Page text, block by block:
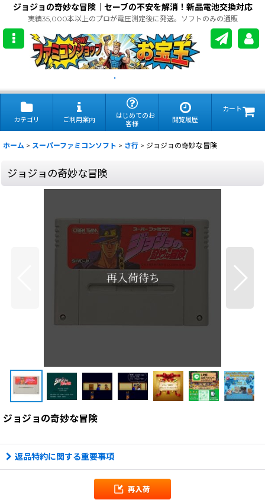
ジョジョの奇妙な冒険｜セーブの不安を解消！新品電池交換対応
実績35,000本以上のプロが電圧測定後に発送。ソフトのみの通販
.
カテゴリ ご利用案内
はじめてのお
客様
閲覧履歴
カート
ホーム > スーパーファミコンソフト > さ行 > ジョジョの奇妙な冒険
ジョジョの奇妙な冒険
ジョジョの奇妙な冒険
返品特約に関する重要事項